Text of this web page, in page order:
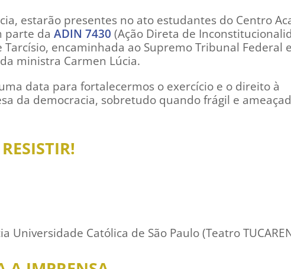
estarão presentes no ato estudantes do Centro
parte da ADIN 7430 (Ação Direta de
encaminhada ao Supremo Tribunal Federal e
ministra Carmen Lúcia.
data para fortalecermos o exercício e o direito à
da democracia, sobretudo quando frágil e
Universidade Católica de São Paulo (Teatro